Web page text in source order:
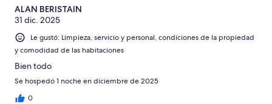
ALAN BERISTAIN
31 dic. 2025
Le gustó: Limpieza, servicio y personal, condiciones de la propiedad
y comodidad de las habitaciones
Bien todo
Se hospedó 1 noche en diciembre de 2025
0